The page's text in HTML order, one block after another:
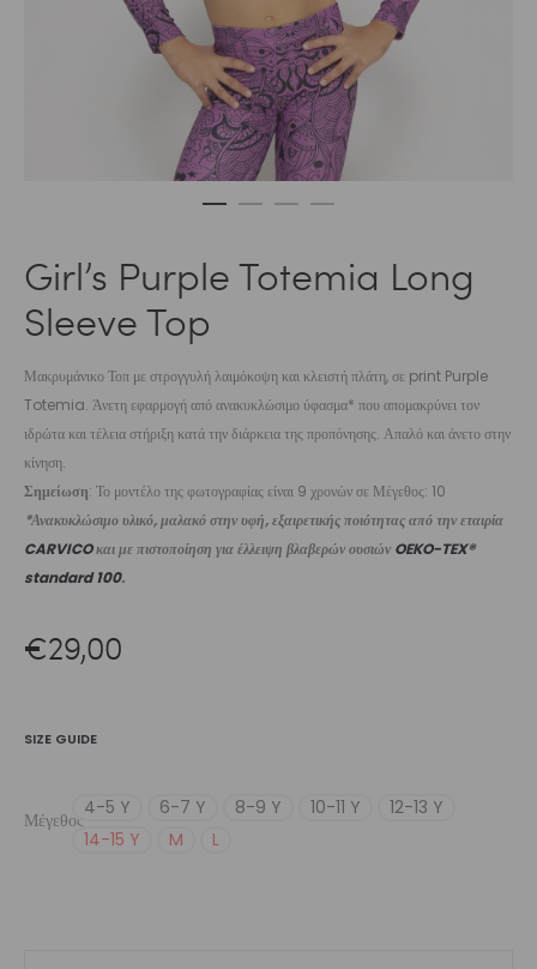
Girl’s Purple Totemia Long
Sleeve Top
Μακρυμάνικο Τοπ με στρογγυλή λαιμόκοψη και κλειστή πλάτη, σε print Purple
Totemia. Άνετη εφαρμογή από ανακυκλώσιμο ύφασμα* που απομακρύνει τον
ιδρώτα και τέλεια στήριξη κατά την διάρκεια της προπόνησης. Απαλό και άνετο στην
κίνηση.
Σημείωση: Το μοντέλο της φωτογραφίας είναι 9 χρονών σε Μέγεθος: 10
*Ανακυκλώσιμο υλικό, μαλακό στην υφή, εξαιρετικής ποιότητας από την εταιρία
CARVICOκαι με πιστοποίηση για έλλειψη βλαβερών ουσιών OEKO-TEX®
standard 100.
€29,00
SIZE GUIDE
Μέγεθος
4-5 Y 6-7 Y 8-9 Y 10-11 Y
12-13 Y
14-15 Y
M L